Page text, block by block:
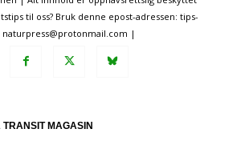
til oss? Bruk denne epost-adressen: tips-
naturpress@protonmail.com |
MAGASIN